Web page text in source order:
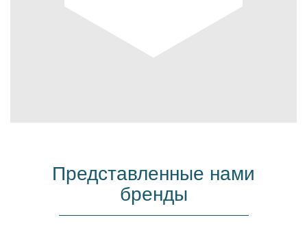
Представленные нами
бренды